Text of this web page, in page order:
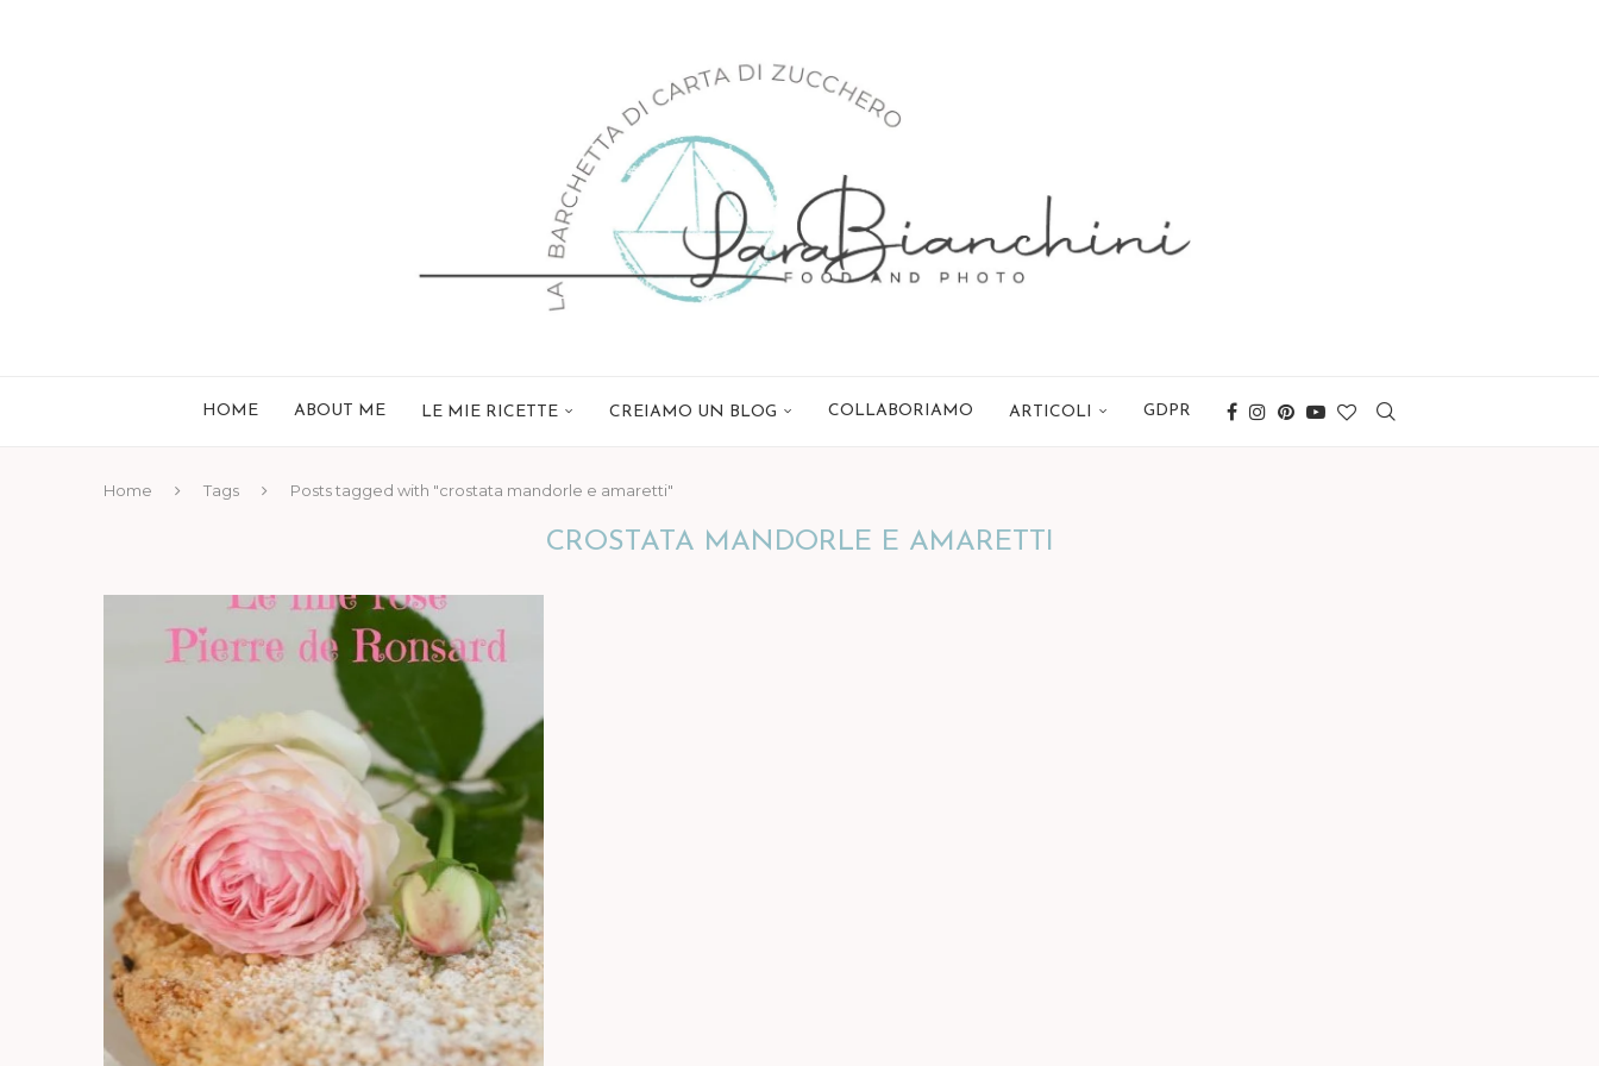
HOME ABOUT ME LE MIE RICETTE CREIAMO UN BLOG COLLABORIAMO ARTICOLI GDPR
Home Tags Posts tagged with "crostata mandorle e amaretti"
CROSTATA MANDORLE E AMARETTI